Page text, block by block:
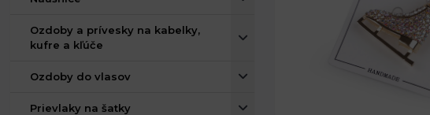
Ozdoby a prívesky na kabelky,
kufre a kľúče
Ozdoby do vlasov
Prievlaky na šatky